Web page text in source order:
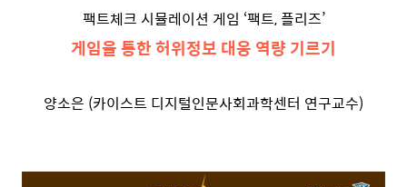
팩트체크 시뮬레이션 게임 ‘팩트, 플리즈’
게임을 통한 허위정보 대응 역량 기르기
양소은 (카이스트 디지털인문사회과학센터 연구교수)